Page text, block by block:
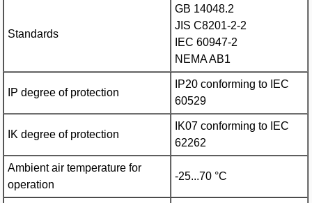
Standards
GB 14048.2
JIS C8201-2-2
IEC 60947-2
NEMA AB1
IP degree of protection
IP20 conforming to IEC
60529
IK degree of protection
IK07 conforming to IEC
62262
Ambient air temperature for
operation
-25...70 °C